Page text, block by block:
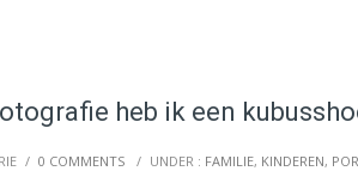
heb ik een
/ 0 COMMENTS / UNDER : FAMILIE, KINDEREN,